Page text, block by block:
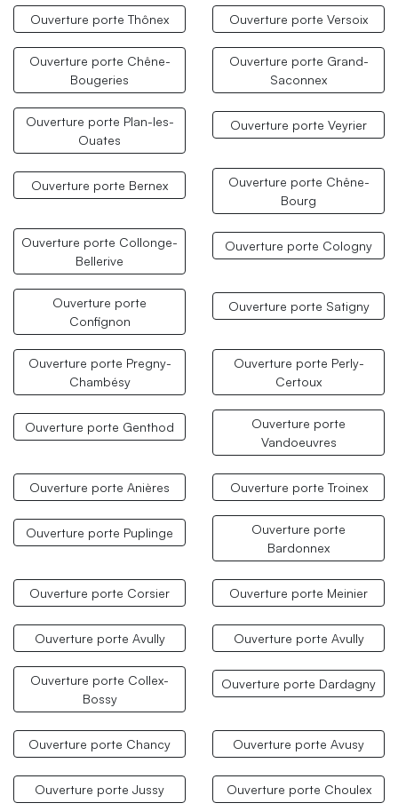
Ouverture porte Thônex Ouverture porte Versoix
Ouverture porte Chêne-
Bougeries
Ouverture porte Grand-
Saconnex
Ouverture porte Plan-les-
Ouates
Ouverture porte Veyrier
Ouverture porte Bernex
Ouverture porte Chêne-
Bourg
Ouverture porte Collonge-
Bellerive
Ouverture porte Cologny
Ouverture porte
Confignon
Ouverture porte Satigny
Ouverture porte Pregny-
Chambésy
Ouverture porte Perly-
Certoux
Ouverture porte Genthod
Ouverture porte
Vandoeuvres
Ouverture porte Anières Ouverture porte Troinex
Ouverture porte Puplinge
Ouverture porte
Bardonnex
Ouverture porte Corsier Ouverture porte Meinier
Ouverture porte Avully Ouverture porte Avully
Ouverture porte Collex-
Bossy
Ouverture porte Dardagny
Ouverture porte Chancy Ouverture porte Avusy
Ouverture porte Jussy Ouverture porte Choulex